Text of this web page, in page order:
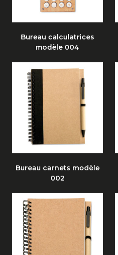
Bureau calculatrices
modèle 004
Bureau carnets modèle
002